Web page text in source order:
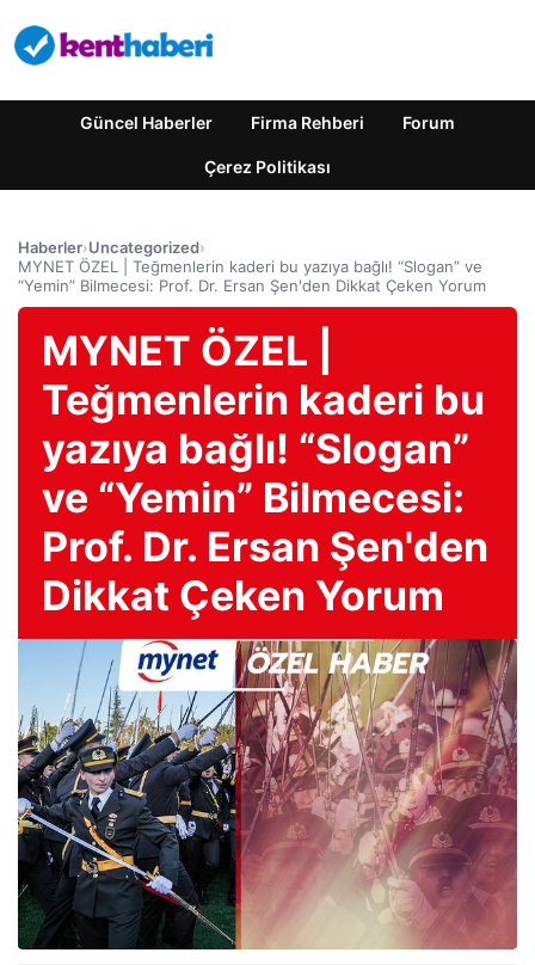
Güncel Haberler Firma Rehberi Forum
Çerez Politikası
Haberler›Uncategorized›
MYNET ÖZEL | Teğmenlerin kaderi bu yazıya bağlı! “Slogan” ve
“Yemin” Bilmecesi: Prof. Dr. Ersan Şen'den Dikkat Çeken Yorum
MYNET ÖZEL |
Teğmenlerin kaderi bu
yazıya bağlı! “Slogan”
ve “Yemin” Bilmecesi:
Prof. Dr. Ersan Şen'den
Dikkat Çeken Yorum